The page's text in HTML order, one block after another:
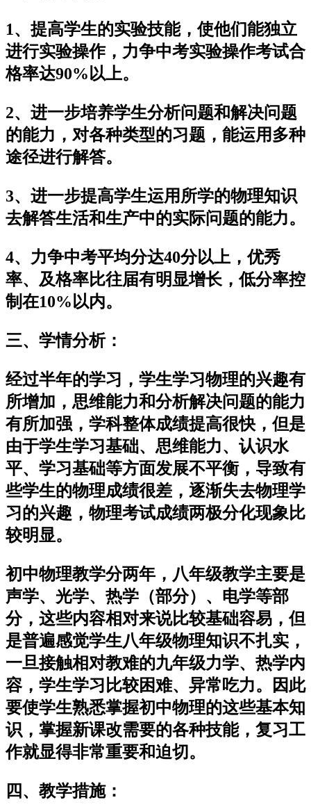
1、提高学生的实验技能，使他们能独立
进行实验操作，力争中考实验操作考试合
格率达90%以上。
2、进一步培养学生分析问题和解决问题
的能力，对各种类型的习题，能运用多种
途径进行解答。
3、进一步提高学生运用所学的物理知识
去解答生活和生产中的实际问题的能力。
4、力争中考平均分达40分以上，优秀
率、及格率比往届有明显增长，低分率控
制在10%以内。
三、学情分析：
经过半年的学习，学生学习物理的兴趣有
所增加，思维能力和分析解决问题的能力
有所加强，学科整体成绩提高很快，但是
由于学生学习基础、思维能力、认识水
平、学习基础等方面发展不平衡，导致有
些学生的物理成绩很差，逐渐失去物理学
习的兴趣，物理考试成绩两极分化现象比
较明显。
初中物理教学分两年，八年级教学主要是
声学、光学、热学（部分）、电学等部
分，这些内容相对来说比较基础容易，但
是普遍感觉学生八年级物理知识不扎实，
一旦接触相对教难的九年级力学、热学内
容，学生学习比较困难、异常吃力。因此
要使学生熟悉掌握初中物理的这些基本知
识，掌握新课改需要的各种技能，复习工
作就显得非常重要和迫切。
四、教学措施：